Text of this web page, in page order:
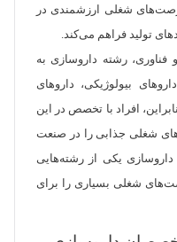
شغلی ارزشمندی در
تولید فراهم می‌کند.
رشته داروسازی به
بیولوژیکی، داروهای
افراد با تخصص در این
شغلی جذابی را در صنعت
یکی از رشته‌هایی
شغلی بسیاری را برای